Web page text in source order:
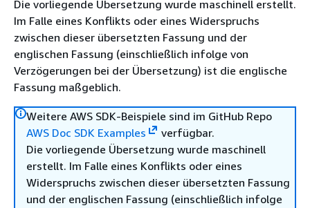
Die vorliegende Übersetzung wurde maschinell erstellt.
Im Falle eines Konflikts oder eines Widerspruchs
zwischen dieser übersetzten Fassung und der
englischen Fassung (einschließlich infolge von
Verzögerungen bei der Übersetzung) ist die englische
Fassung maßgeblich.
Weitere AWS SDK-Beispiele sind im GitHub Repo
AWS Doc SDK Examples
verfügbar.
Die vorliegende Übersetzung wurde maschinell
erstellt. Im Falle eines Konflikts oder eines
Widerspruchs zwischen dieser übersetzten Fassung
und der englischen Fassung (einschließlich infolge